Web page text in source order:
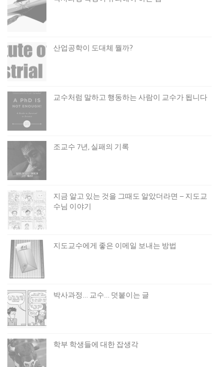
산업공학이 도대체 뭘까?
교수처럼 말하고 행동하는 사람이 교수가 됩니다
조교수 7년, 실패의 기록
지금 알고 있는 것을 그때도 알았더라면 – 지도교
수님 이야기
지도교수에게 좋은 이메일 보내는 방법
박사과정… 교수… 덧붙이는 글
학부 학생들에 대한 잡생각